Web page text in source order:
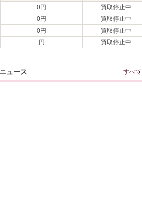
0円
買取停止中
0円
買取停止中
0円
買取停止中
円 買取停止中
すべて
ュース